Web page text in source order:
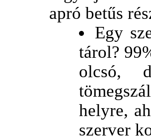
apró betűs
Egy
tárol?
olcsó,
helyre,
szerver